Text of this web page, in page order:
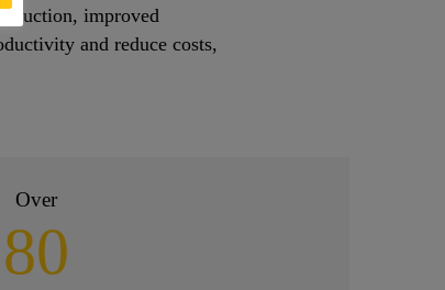
improved
and reduce costs,
Over
80